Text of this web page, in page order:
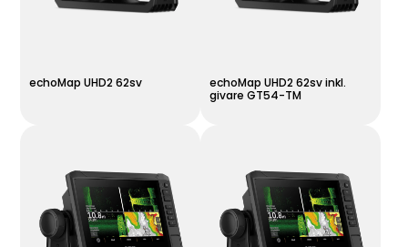
echoMap UHD2 62sv
echoMap UHD2 62sv inkl.
givare GT54-TM